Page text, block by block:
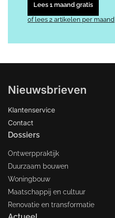
Lees 1 maand gratis
of lees 2 artikelen per maand
Nieuwsbrieven
Klantenservice
Contact
Dossiers
Ontwerppraktijk
Duurzaam bouwen
Woningbouw
Maatschappij en cultuur
Renovatie en transformatie